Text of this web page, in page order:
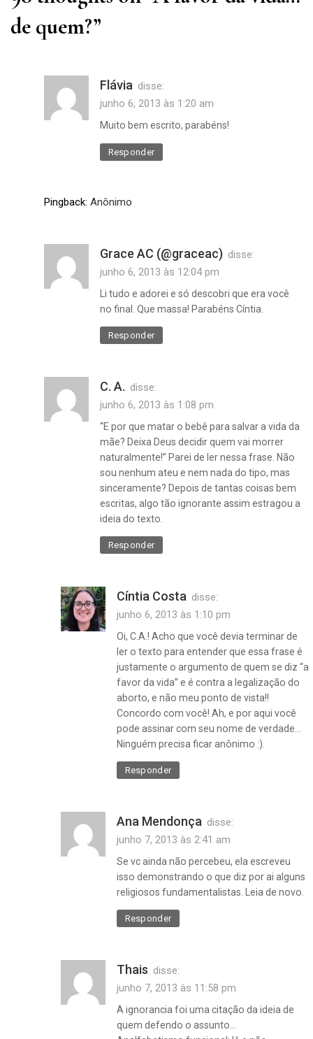
de quem?”
Flávia disse:
junho 6, 2013 às 1:20 am
Muito bem escrito, parabéns!
Responder
Pingback: Anônimo
Grace AC (@graceac) disse:
junho 6, 2013 às 12:04 pm
Li tudo e adorei e só descobri que era você
no final. Que massa! Parabéns Cíntia.
Responder
C. A. disse:
junho 6, 2013 às 1:08 pm
“E por que matar o bebê para salvar a vida da
mãe? Deixa Deus decidir quem vai morrer
naturalmente!” Parei de ler nessa frase. Não
sou nenhum ateu e nem nada do tipo, mas
sinceramente? Depois de tantas coisas bem
escritas, algo tão ignorante assim estragou a
ideia do texto.
Responder
Cíntia Costa disse:
junho 6, 2013 às 1:10 pm
Oi, C.A.! Acho que você devia terminar de
ler o texto para entender que essa frase é
justamente o argumento de quem se diz “a
favor da vida” e é contra a legalização do
aborto, e não meu ponto de vista!!
Concordo com você! Ah, e por aqui você
pode assinar com seu nome de verdade…
Ninguém precisa ficar anônimo :).
Responder
Ana Mendonça disse:
junho 7, 2013 às 2:41 am
Se vc ainda não percebeu, ela escreveu
isso demonstrando o que diz por ai alguns
religiosos fundamentalistas. Leia de novo.
Responder
Thais disse:
junho 7, 2013 às 11:58 pm
A ignorancia foi uma citação da ideia de
quem defendo o assunto…